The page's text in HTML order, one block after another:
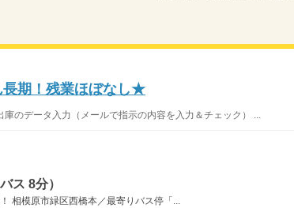
長期！残業ほぼなし★
のデータ入力（メールで指示の内容を入力＆チェック） ...
ス 8分）
相模原市緑区西橋本／最寄りバス停「...